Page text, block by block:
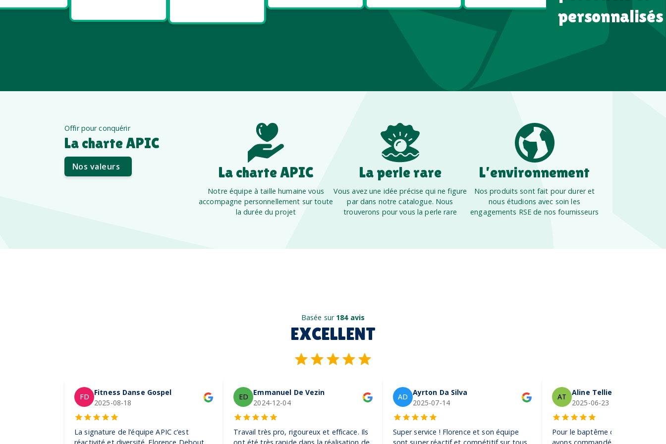
personnalisés
Offir pour conquérir
La charte APIC
Nos valeurs La charte APIC
Notre équipe à taille humaine vous
accompagne personnellement sur toute
la durée du projet
La perle rare
Vous avez une idée précise qui ne figure
par dans notre catalogue. Nous
trouverons pour vous la perle rare
L’environnement
Nos produits sont fait pour durer et
nous étudions avec soin les
engagements RSE de nos fournisseurs
Basée sur 184 avis
EXCELLENT
FD
Fitness Danse Gospel
2025-08-18
La signature de l’équipe APIC c’est
réactivité et diversité. Florence Debout
ED
Emmanuel De Vezin
2024-12-04
Travail très pro, rigoureux et efficace. Ils
ont été très rapide dans la réalisation de
AD Ayrton Da Silva
2025-07-14
Super service ! Florence et son équipe
sont super réactif et compétitif sur tous
AT
Aline Tellier
2025-06-23
Pour le baptême de notre fils,
avons commandé des gobelets